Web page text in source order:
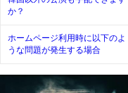
か？
ホームページ利用時に以下のよ
うな問題が発生する場合